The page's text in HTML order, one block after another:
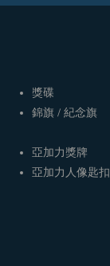
獎碟
​​錦旗 / 紀念旗
亞加力獎牌
​亞加力人像匙扣